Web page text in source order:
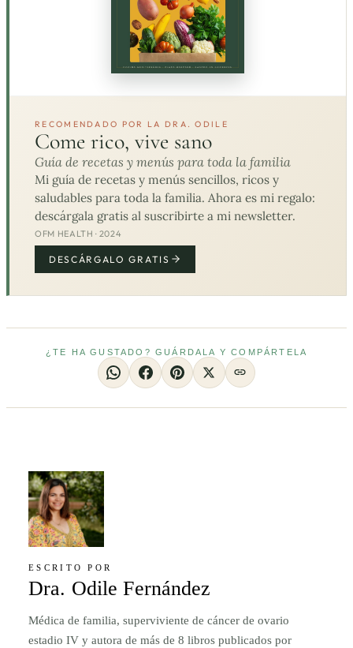
RECOMENDADO POR LA DRA. ODILE
Come rico, vive sano
Guía de recetas y menús para toda la familia
Mi guía de recetas y menús sencillos, ricos y
saludables para toda la familia. Ahora es mi regalo:
descárgala gratis al suscribirte a mi newsletter.
OFM HEALTH · 2024
DESCÁRGALO GRATIS
¿TE HA GUSTADO? GUÁRDALA Y COMPÁRTELA
ESCRITO POR
Dra. Odile Fernández
Médica de familia, superviviente de cáncer de ovario
estadio IV y autora de más de 8 libros publicados por